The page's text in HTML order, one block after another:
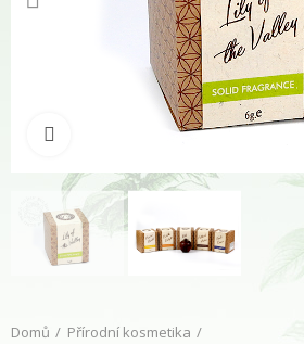
Klikněte pro zvětšení
Domů
Přírodní kosmetika